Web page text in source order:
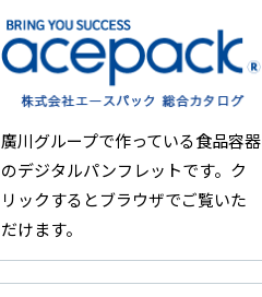
廣川グループで作っている食品容器
のデジタルパンフレットです。ク
リックするとブラウザでご覧いた
だけます。